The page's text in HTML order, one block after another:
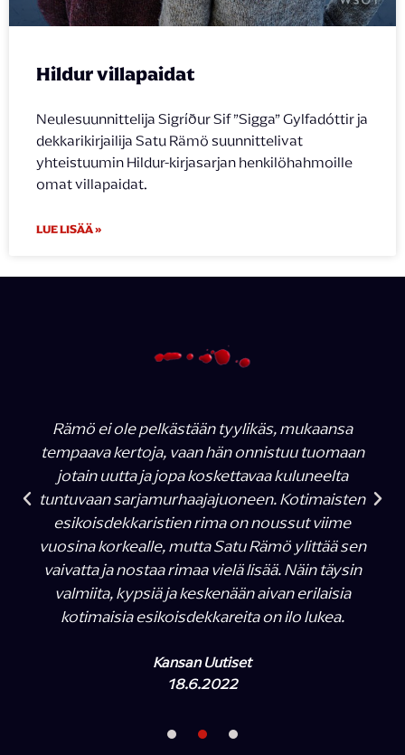
Hildur villapaidat
Neulesuunnittelija Sigríður Sif ”Sigga” Gylfadóttir ja
dekkarikirjailija Satu Rämö suunnittelivat
yhteistuumin Hildur-kirjasarjan henkilöhahmoille
omat villapaidat.
LUE LISÄÄ »
Rämö ei ole pelkästään tyylikäs, mukaansa
tempaava kertoja, vaan hän onnistuu tuomaan
jotain uutta ja jopa koskettavaa kuluneelta
tuntuvaan sarjamurhaajajuoneen. Kotimaisten
esikoisdekkaristien rima on noussut viime
vuosina korkealle, mutta Satu Rämö ylittää sen
vaivatta ja nostaa rimaa vielä lisää. Näin täysin
valmiita, kypsiä ja keskenään aivan erilaisia
kotimaisia esikoisdekkareita on ilo lukea.
Kansan Uutiset
18.6.2022